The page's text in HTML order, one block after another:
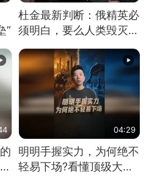
”
杜金最新判断：俄精英必
须明白，要么人类毁灭，
要么俄毁灭
04:29
明明手握实力，为何绝不
轻易下场?看懂顶级大国